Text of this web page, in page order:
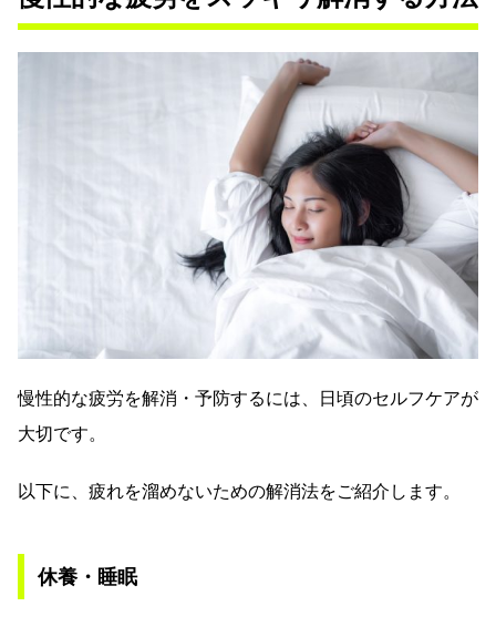
慢性的な疲労を解消・予防するには、日頃のセルフケアが
大切です。
以下に、疲れを溜めないための解消法をご紹介します。
休養・睡眠